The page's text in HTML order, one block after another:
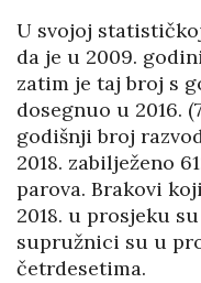
U svojoj
da je u 2009.
zatim je taj broj s
dosegnuo u 2016.
godišnji broj
2018. zabilježeno
parova. Brakovi
2018. u prosjeku
supružnici su u
četrdesetima.